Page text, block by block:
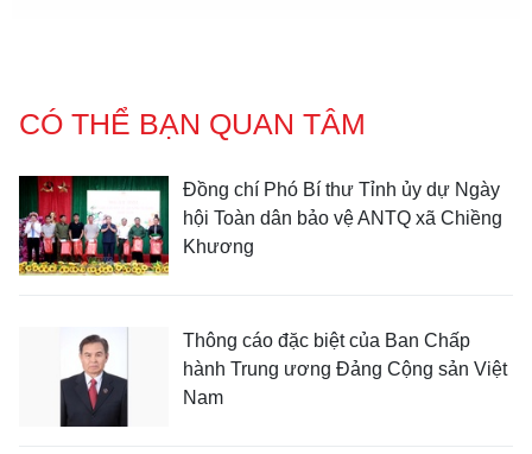
CÓ THỂ BẠN QUAN TÂM
Đồng chí Phó Bí thư Tỉnh ủy dự Ngày
hội Toàn dân bảo vệ ANTQ xã Chiềng
Khương
Thông cáo đặc biệt của Ban Chấp
hành Trung ương Đảng Cộng sản Việt
Nam